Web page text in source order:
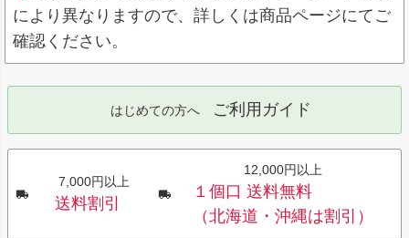
により異なりますので、詳しくは商品ページにてご
確認ください。
はじめての方へ ご利用ガイド
7,000円以上
送料割引
12,000円以上
１個口 送料無料
（北海道・沖縄は割引）